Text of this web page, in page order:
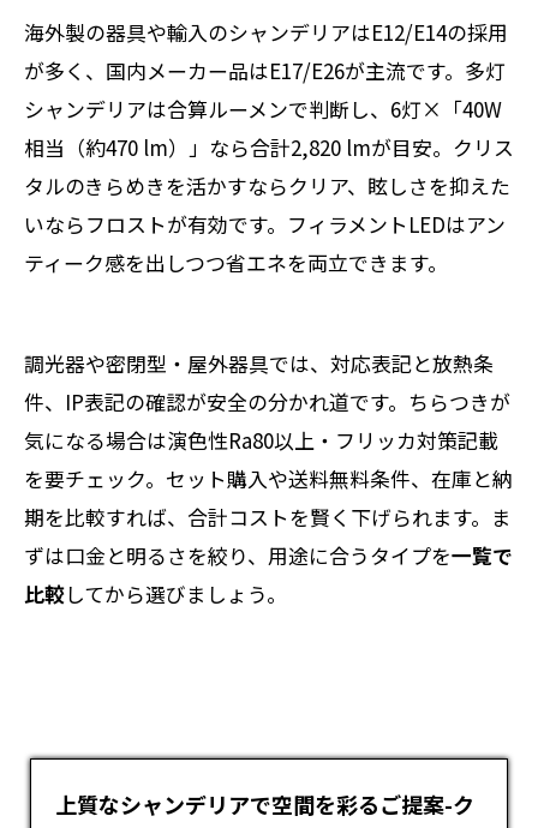
海外製の器具や輸入のシャンデリアはE12/E14の採用
が多く、国内メーカー品はE17/E26が主流です。多灯
シャンデリアは合算ルーメンで判断し、6灯×「40W
相当（約470 lm）」なら合計2,820 lmが目安。クリス
タルのきらめきを活かすならクリア、眩しさを抑えた
いならフロストが有効です。フィラメントLEDはアン
ティーク感を出しつつ省エネを両立できます。
調光器や密閉型・屋外器具では、対応表記と放熱条
件、IP表記の確認が安全の分かれ道です。ちらつきが
気になる場合は演色性Ra80以上・フリッカ対策記載
を要チェック。セット購入や送料無料条件、在庫と納
期を比較すれば、合計コストを賢く下げられます。ま
ずは口金と明るさを絞り、用途に合うタイプを一覧で
比較してから選びましょう。
上質なシャンデリアで空間を彩るご提案-ク